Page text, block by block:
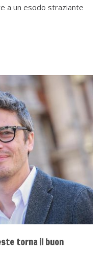
a un esodo straziante
torna il buon